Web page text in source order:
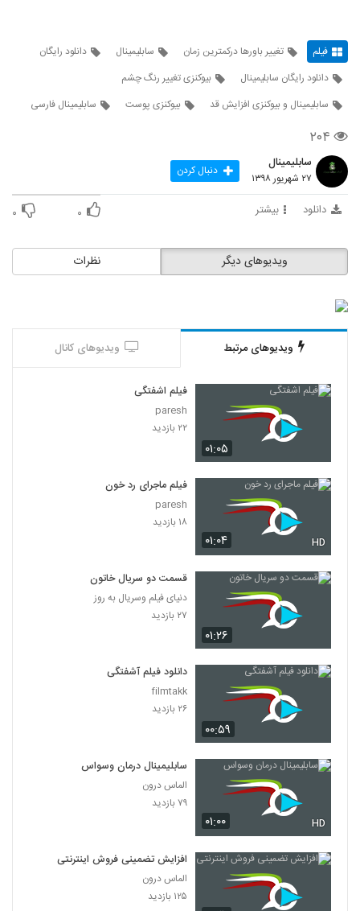
فیلم تغییر باورها درکمترین زمان سابلیمینال
دانلود رایگان
دانلود رایگان سابلیمینال
بیوکنزی تغییر رنگ چشم
سابلیمینال و بیوکنزی افزایش قد
بیوکنزی پوست سابلیمینال فارسی
۲۰۴
سابلیمینال
۲۷ شهریور ۱۳۹۸ دنبال کردن
دانلود بیشتر ۰ ۰
نظرات ویدیوهای دیگر
ویدیوهای مرتبط ویدیوهای کانال
۰۱:۰۵
فیلم اشفتگی
paresh
۲۲ بازدید
۰۱:۰۴ HD
فیلم ماجرای رد خون
paresh
۱۸ بازدید
۰۱:۲۶
قسمت دو سریال خاتون
دنیای فیلم وسریال به روز
۲۷ بازدید
۰۰:۵۹
دانلود فیلم آشفتگی
filmtakk
۲۶ بازدید
۰۱:۰۰ HD
سابلیمینال درمان وسواس
الماس درون
۷۹ بازدید
افزایش تضمینی فروش اینترنتی
الماس درون
۱۲۵ بازدید